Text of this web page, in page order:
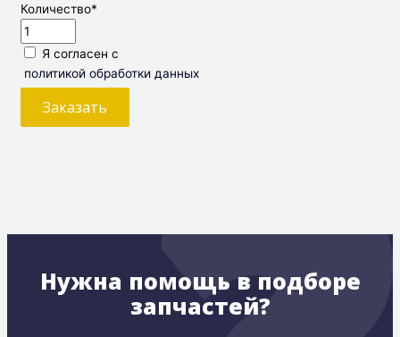
Количество*
Я согласен с
политикой обработки данных
Заказать
Нужна помощь в подборе
запчастей?